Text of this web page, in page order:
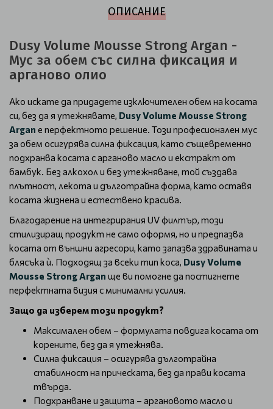
ОПИСАНИЕ
Dusy Volume Mousse Strong Argan -
Мус за обем със силна фиксация и
арганово олио
Ако искате да придадете изключителен обем на косата
си, без да я утежнявате, Dusy Volume Mousse Strong
Argan е перфектното решение. Този професионален мус
за обем осигурява силна фиксация, като същевременно
подхранва косата с арганово масло и екстракт от
бамбук. Без алкохол и без утежняване, той създава
плътност, лекота и дълготрайна форма, като оставя
косата жизнена и естествено красива.
Благодарение на интегрирания UV филтър, този
стилизиращ продукт не само оформя, но и предпазва
косата от външни агресори, като запазва здравината и
блясъка ѝ. Подходящ за всеки тип коса, Dusy Volume
Mousse Strong Argan ще ви помогне да постигнете
перфектната визия с минимални усилия.
Защо да изберем този продукт?
Максимален обем – формулата повдига косата от
корените, без да я утежнява.
Силна фиксация – осигурява дълготрайна
стабилност на прическата, без да прави косата
твърда.
Подхранване и защита – аргановото масло и